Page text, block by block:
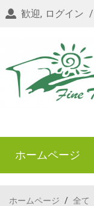
歓迎, ログイン /
ホームページ
ホームページ / 全て